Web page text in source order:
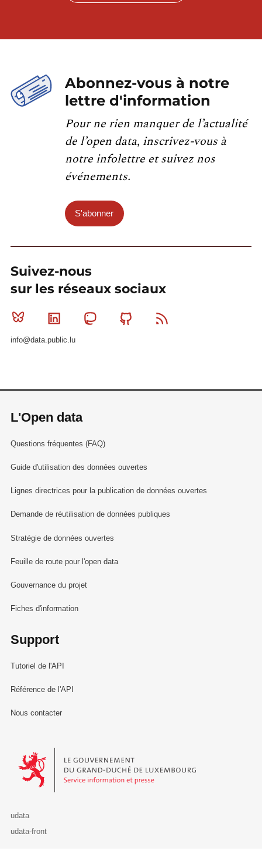
Abonnez-vous à notre
lettre d'information
Pour ne rien manquer de l’actualité
de l’open data, inscrivez-vous à
notre infolettre et suivez nos
événements.
S'abonner
Suivez-nous
sur les réseaux sociaux
Bluesky Linkedin MastodonGithub
info@data.public.lu
L'Open data
Questions fréquentes (FAQ)
Guide d'utilisation des données ouvertes
Lignes directrices pour la publication de données ouvertes
Demande de réutilisation de données publiques
Stratégie de données ouvertes
Feuille de route pour l'open data
Gouvernance du projet
Fiches d'information
Support
Tutoriel de l'API
Référence de l'API
Nous contacter
Le Gouvernement du Grand-Duché de Luxembourg - Service
udata
udata-front